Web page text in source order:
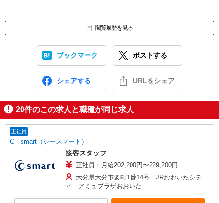
閲覧履歴を見る
ブックマーク ポストする
シェアする URLをシェア
20件のこの求人と職種が同じ求人
正社員
C smart（シースマート）
接客スタッフ
正社員：月給202,200円〜229,200円
大分県大分市要町1番14号 JRおおいたシテ
ィ アミュプラザおおいた